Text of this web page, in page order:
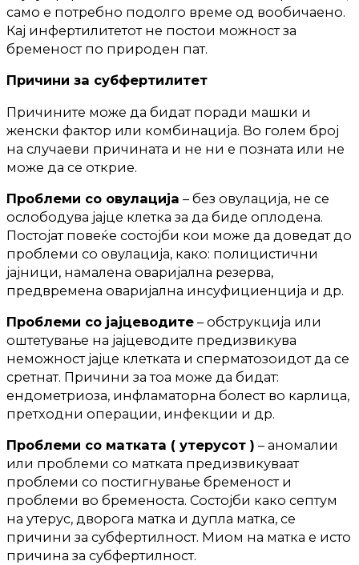
само е потребно подолго време од вообичаено.
Кај инфертилитетот не постои можност за
бременост по природен пат.
Причини за субфертилитет
Причините може да бидат поради машки и
женски фактор или комбинација. Во голем број
на случаеви причината и не ни е позната или не
може да се открие.
Проблеми со овулација – без овулација, не се
ослободува јајце клетка за да биде оплодена.
Постојат повеќе состојби кои може да доведат до
проблеми со овулација, како: полицистични
јајници, намалена оваријална резерва,
предвремена оваријална инсуфициенција и др.
Проблеми со јајцеводите – обструкција или
оштетување на јајцеводите предизвикува
неможност јајце клетката и сперматозоидот да се
сретнат. Причини за тоа може да бидат:
ендометриоза, инфламаторна болест во карлица,
претходни операции, инфекции и др.
Проблеми со матката ( утерусот ) – аномалии
или проблеми со матката предизвикуваат
проблеми со постигнување бременост и
проблеми во бременоста. Состојби како септум
на утерус, дворога матка и дупла матка, се
причини за субфертилност. Миом на матка е исто
причина за субфертилност.